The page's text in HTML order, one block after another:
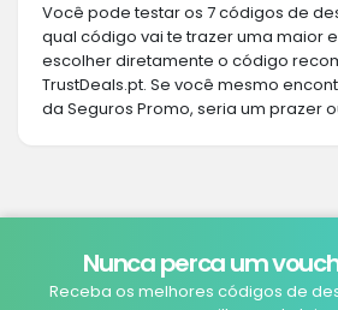
Você pode testar os 7 códigos de
qual código vai te trazer uma maior
escolher diretamente o código
TrustDeals.pt. Se você mesmo
da Seguros Promo, seria um prazer
Nunca perca um
Receba os melhores códigos de